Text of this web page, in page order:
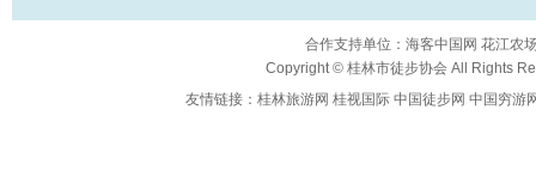
合作支持单位： 海客中国网 花江农
Copyright © 桂林市徒步协会All Rights
友情链接： 桂林旅游网 桂视国际 中国徒步网 中国穷游